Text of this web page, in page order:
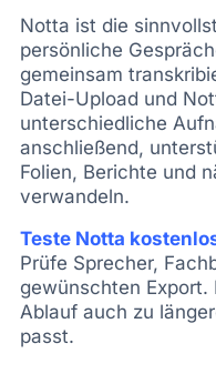
Notta ist die
persönliche
gemeinsam
Datei-Upload und
unterschiedliche
anschließend,
Folien, Berichte und
verwandeln.
Teste Notta
Prüfe Sprecher,
gewünschten
Ablauf auch zu
passt.